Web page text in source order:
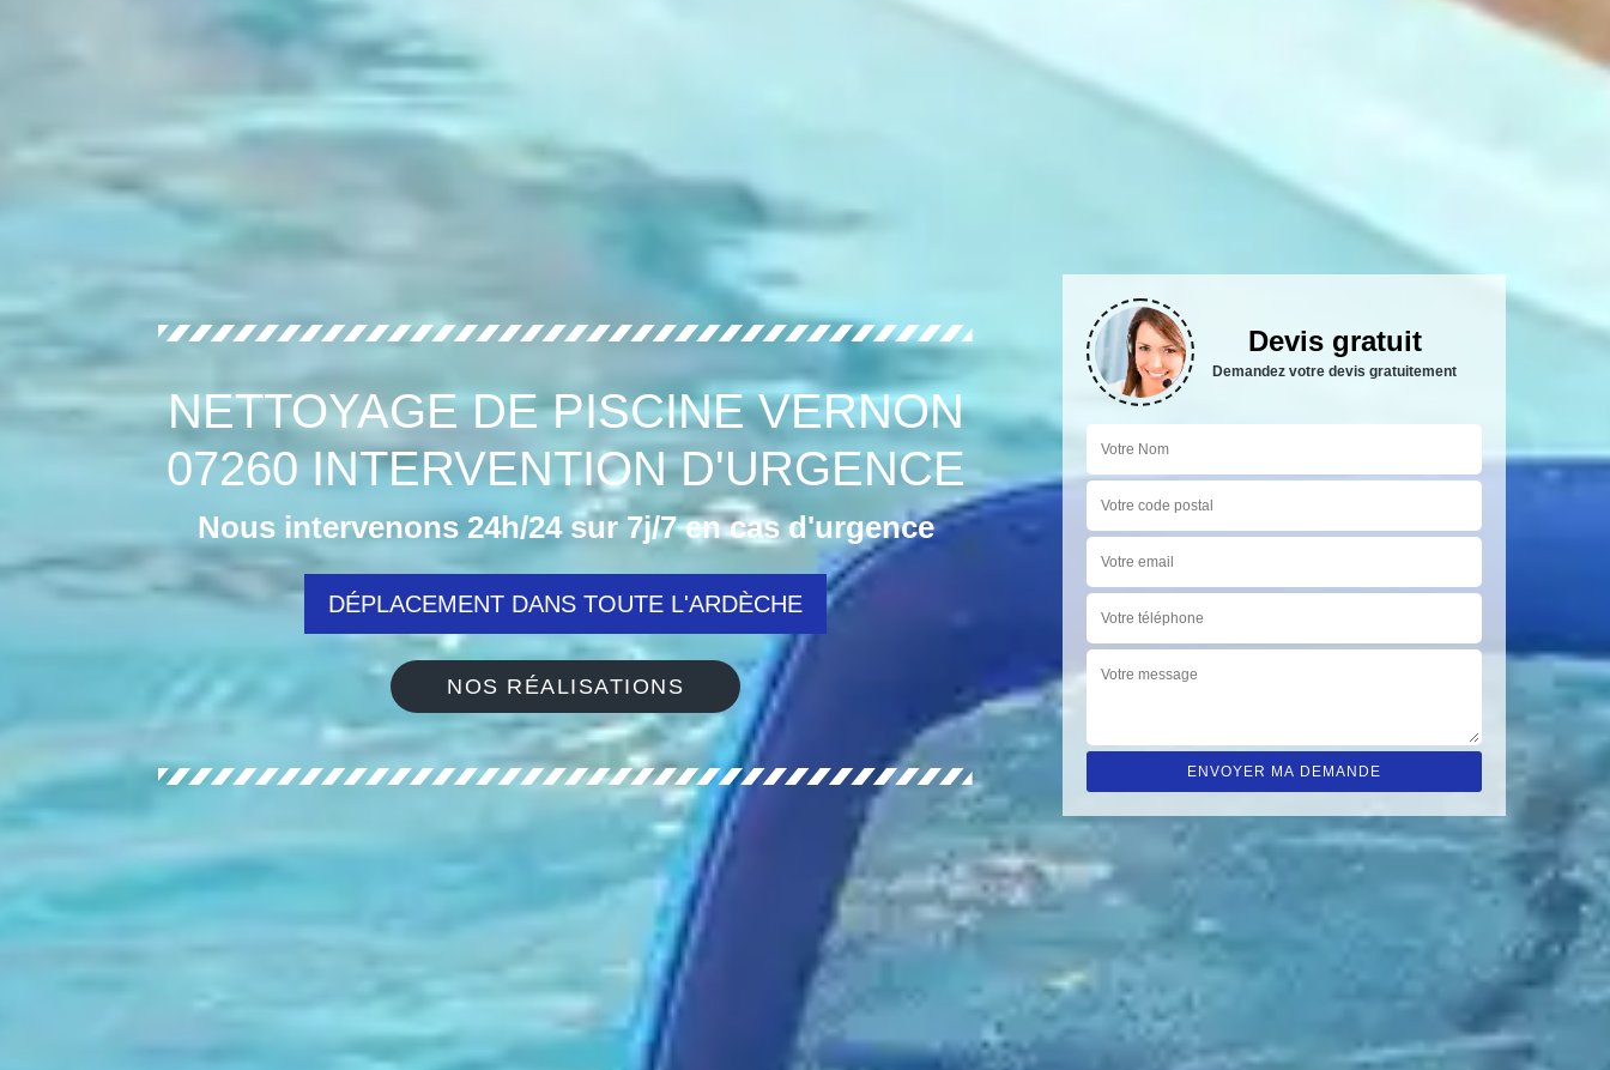
NETTOYAGE DE PISCINE VERNON
07260 INTERVENTION D'URGENCE
Nous intervenons 24h/24 sur 7j/7 en cas d'urgence
DÉPLACEMENT DANS TOUTE L'ARDÈCHE
NOS RÉALISATIONS
Devis gratuit
Demandez votre devis gratuitement